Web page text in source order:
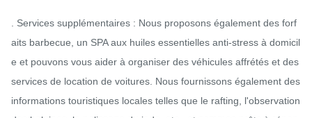
. Services supplémentaires : Nous proposons également des forf
aits barbecue, un SPA aux huiles essentielles anti-stress à domicil
e et pouvons vous aider à organiser des véhicules affrétés et des
services de location de voitures. Nous fournissons également des
informations touristiques locales telles que le rafting, l'observation